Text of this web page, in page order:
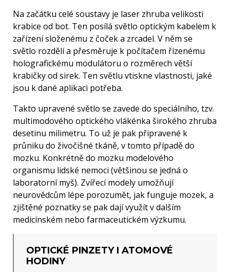
Na začátku celé soustavy je laser zhruba velikosti
krabice od bot. Ten posílá světlo optickým kabelem k
zařízení složenému z čoček a zrcadel. V něm se
světlo rozdělí a přesměruje k počítačem řízenému
holografickému modulátoru o rozměrech větší
krabičky od sirek. Ten světlu vtiskne vlastnosti, jaké
jsou k dané aplikaci potřeba.
Takto upravené světlo se zavede do speciálního, tzv.
multimodového optického vlákénka širokého zhruba
desetinu milimetru. To už je pak připravené k
průniku do živočišné tkáně, v tomto případě do
mozku. Konkrétně do mozku modelového
organismu lidské nemoci (většinou se jedná o
laboratorní myš). Zvířecí modely umožňují
neurovědcům lépe porozumět, jak funguje mozek, a
zjištěné poznatky se pak dají využít v dalším
medicínském nebo farmaceutickém výzkumu.
OPTICKÉ PINZETY I ATOMOVÉ
HODINY